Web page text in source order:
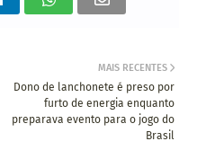
MAIS RECENTES
Dono de lanchonete é preso por
furto de energia enquanto
preparava evento para o jogo do
Brasil